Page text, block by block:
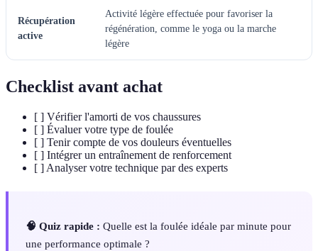
Récupération
active
Activité légère effectuée pour favoriser la
régénération, comme le yoga ou la marche
légère
Checklist avant achat
[ ] Vérifier l'amorti de vos chaussures
[ ] Évaluer votre type de foulée
[ ] Tenir compte de vos douleurs éventuelles
[ ] Intégrer un entraînement de renforcement
[ ] Analyser votre technique par des experts
🧠 Quiz rapide : Quelle est la foulée idéale par minute pour
une performance optimale ?